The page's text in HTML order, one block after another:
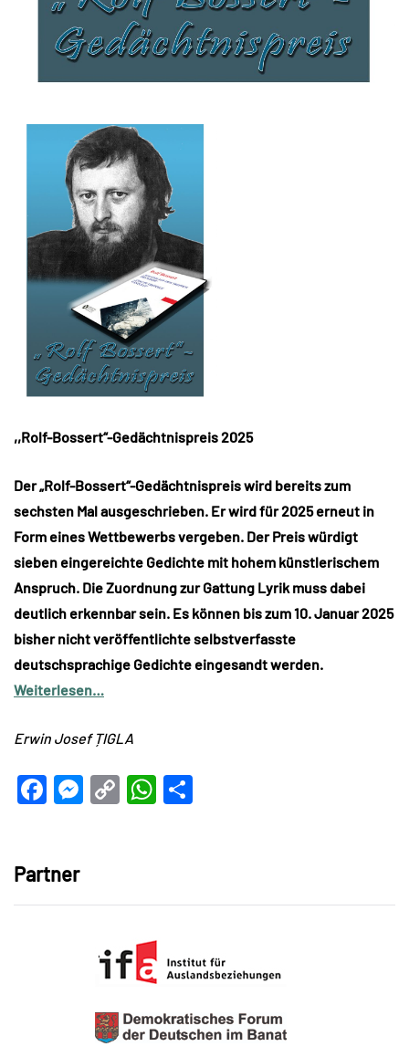
,,Rolf-Bossert“-Gedächtnispreis 2025
Der „Rolf-Bossert“-Gedächtnispreis wird bereits zum
sechsten Mal ausgeschrieben. Er wird für 2025 erneut in
Form eines Wettbewerbs vergeben. Der Preis würdigt
sieben eingereichte Gedichte mit hohem künstlerischem
Anspruch. Die Zuordnung zur Gattung Lyrik muss dabei
deutlich erkennbar sein. Es können bis zum 10. Januar 2025
bisher nicht veröffentlichte selbstverfasste
deutschsprachige Gedichte eingesandt werden.
Weiterlesen…
Erwin Josef ȚIGLA
Facebook
Messenger
CopyWhatsApp
Partner